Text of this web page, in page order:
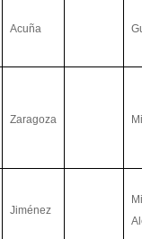
Acuña
Zaragoza
Jiménez